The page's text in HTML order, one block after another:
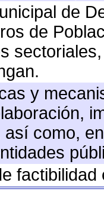
de
de
y
como,
factibilidad